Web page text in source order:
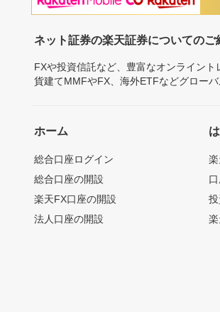
ネット証券の楽天証券についてのご
FXや投資信託など、豊富なオンライン
貨建てMMFやFX、海外ETFなどグロー
ホーム
総合口座ログイン
総合口座の開設
楽天FX口座の開設
法人口座の開設